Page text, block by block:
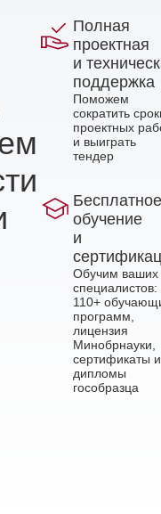
Полная
проектная
и
поддержка
Поможем
сократить
проектных
и выиграть
тендер
Бесплатное
обучение
и
Обучим ваших
специалистов:
110+
программ,
лицензия
Минобрнауки,
сертификаты и
дипломы
гособразца